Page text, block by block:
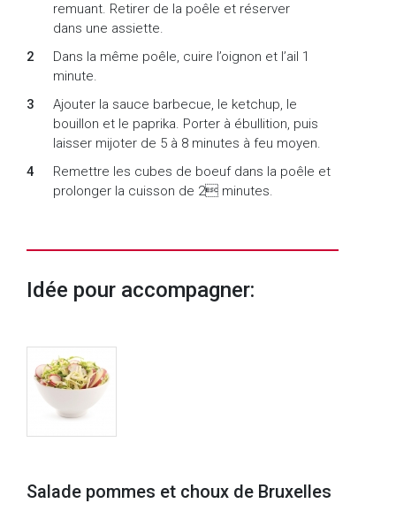
remuant. Retirer de la poêle et réserver
dans une assiette.
Dans la même poêle, cuire l’oignon et l’ail 1
minute.
Ajouter la sauce barbecue, le ketchup, le
bouillon et le paprika. Porter à ébullition, puis
laisser mijoter de 5 à 8 minutes à feu moyen.
Remettre les cubes de boeuf dans la poêle et
prolonger la cuisson de 2 minutes.
Idée pour accompagner:
Salade pommes et choux de Bruxelles